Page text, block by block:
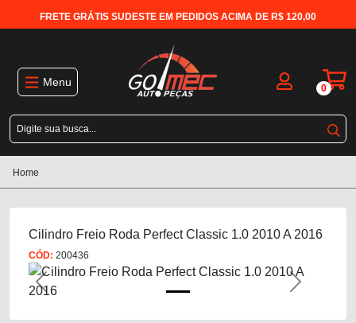
FRETE GRÁTIS SUDESTE EM PEDIDOS ACIMA DE R$ 120,00
Menu 0
Home
Cilindro Freio Roda Perfect Classic 1.0 2010 A 2016
CÓD: 200436
Previous Next